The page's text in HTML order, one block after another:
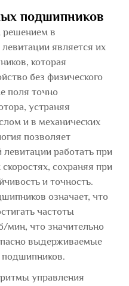
подшипников
в
является их
которая
без физического
поля точно
устраняя
и в механических
позволяет
работать при
сохраняя при
и точность.
означает, что
частоты
что значительно
выдерживаемые
управления